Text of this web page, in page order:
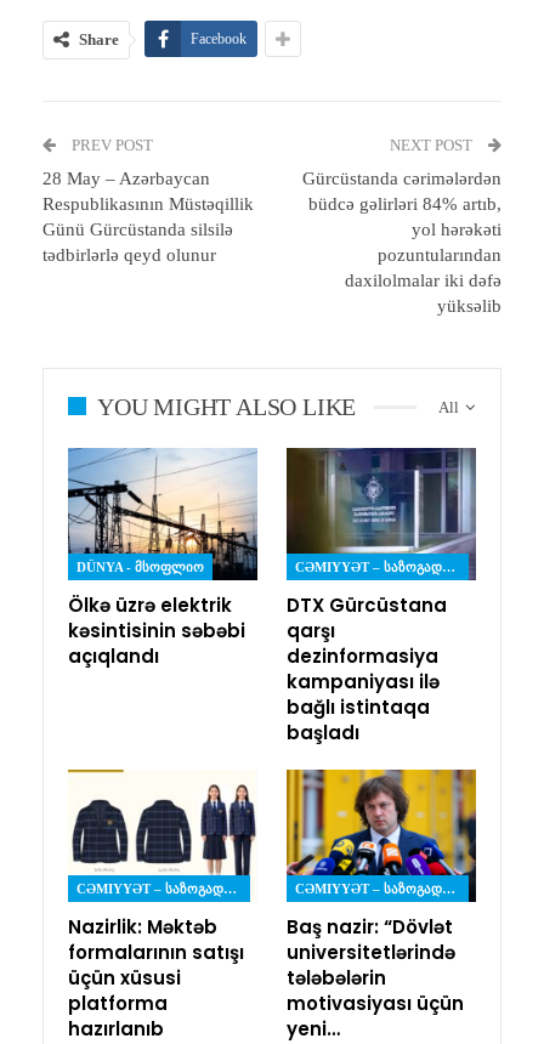
Share Facebook
PREV POST
28 May – Azərbaycan
Respublikasının Müstəqillik
Günü Gürcüstanda silsilə
tədbirlərlə qeyd olunur
NEXT POST
Gürcüstanda cərimələrdən
büdcə gəlirləri 84% artıb,
yol hərəkəti
pozuntularından
daxilolmalar iki dəfə
yüksəlib
All
YOU MIGHT ALSO LIKE
DÜNYA - ᲛᲡᲝᲤᲚᲘᲝ
Ölkə üzrə elektrik
kəsintisinin səbəbi
açıqlandı
CƏMIYYƏT – ᲡᲐᲖᲝᲒᲐᲓᲝᲔᲑᲐ
DTX Gürcüstana
qarşı
dezinformasiya
kampaniyası ilə
bağlı istintaqa
başladı
CƏMIYYƏT – ᲡᲐᲖᲝᲒᲐᲓᲝᲔᲑᲐ
Nazirlik: Məktəb
formalarının satışı
üçün xüsusi
platforma
hazırlanıb
CƏMIYYƏT – ᲡᲐᲖᲝᲒᲐᲓᲝᲔᲑᲐ
Baş nazir: “Dövlət
universitetlərində
tələbələrin
motivasiyası üçün
yeni…